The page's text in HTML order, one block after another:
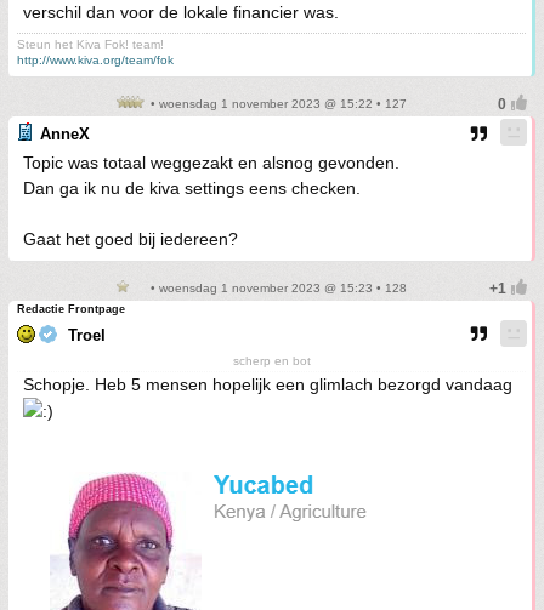
verschil dan voor de lokale financier was.
Steun het Kiva Fok! team!
http://www.kiva.org/team/fok
• woensdag 1 november 2023 @ 15:22 • 127
AnneX
Topic was totaal weggezakt en alsnog gevonden.
Dan ga ik nu de kiva settings eens checken.
Gaat het goed bij iedereen?
• woensdag 1 november 2023 @ 15:23 • 128
Redactie Frontpage
Troel
scherp en bot
Schopje. Heb 5 mensen hopelijk een glimlach bezorgd vandaag